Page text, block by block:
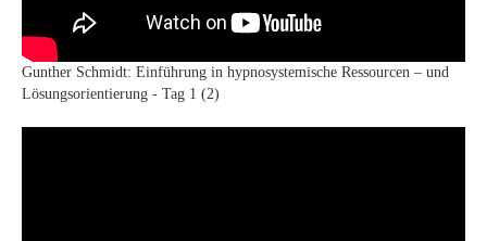
Gunther Schmidt: Einführung in hypnosystemische Ressourcen – und
Lösungsorientierung - Tag 1 (2)